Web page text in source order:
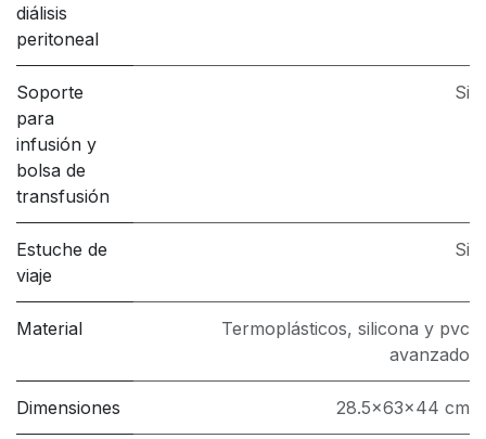
diálisis
peritoneal
Soporte
para
infusión y
bolsa de
transfusión
Si
Estuche de
viaje
Si
Material
Termoplásticos, silicona y pvc
avanzado
Dimensiones 28.5x63x44 cm